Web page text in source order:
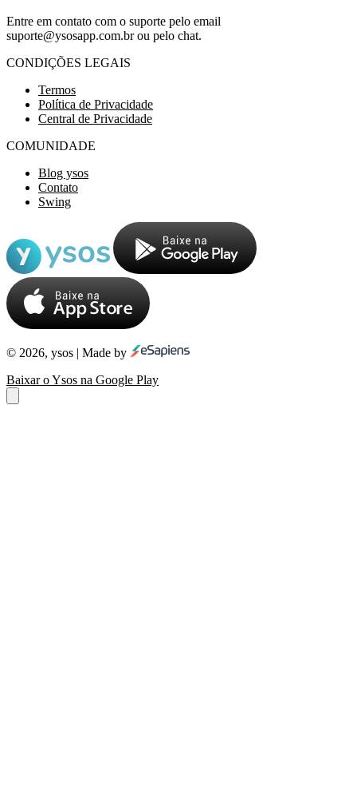
Entre em contato com o suporte pelo email
suporte@ysosapp.com.brou pelo chat.
CONDIÇÕES LEGAIS
Termos
Política de Privacidade
Central de Privacidade
COMUNIDADE
Blog ysos
Contato
Swing
© 2026, ysos | Made by
Baixar o Ysos na Google Play